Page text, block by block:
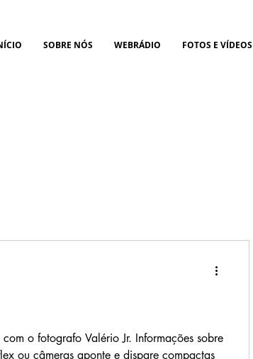
SOBRE NÓS WEBRÁDIO FOTOS E VÍDEOS
o fotografo Valério Jr. Informações sobre
ou câmeras aponte e dispare compactas